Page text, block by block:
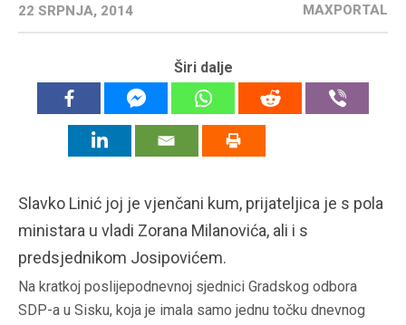
22 SRPNJA, 2014 MAXPORTAL
Širi dalje
Slavko Linić joj je vjenčani kum, prijateljica je s pola
ministara u vladi Zorana Milanovića, ali i s
predsjednikom Josipovićem.
Na kratkoj poslijepodnevnoj sjednici Gradskog odbora
SDP-a u Sisku, koja je imala samo jednu točku dnevnog